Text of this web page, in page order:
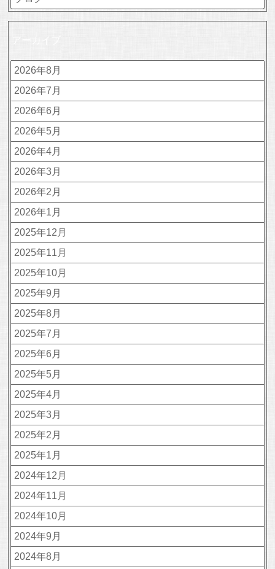
2026年8月
2026年7月
2026年6月
2026年5月
2026年4月
2026年3月
2026年2月
2026年1月
2025年12月
2025年11月
2025年10月
2025年9月
2025年8月
2025年7月
2025年6月
2025年5月
2025年4月
2025年3月
2025年2月
2025年1月
2024年12月
2024年11月
2024年10月
2024年9月
2024年8月